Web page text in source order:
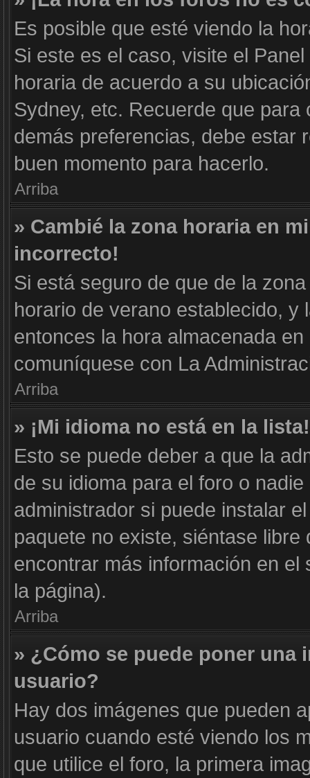
Es posible que esté viendo la
Si este es el caso, visite el
horaria de acuerdo a su
Sydney, etc. Recuerde que
demás preferencias, debe estar
buen momento para hacerlo.
Arriba
» Cambié la zona horaria en
incorrecto!
Si está seguro de que de la
horario de verano establecido,
entonces la hora almacenada
comuníquese con La
Arriba
» ¡Mi idioma no está en la lista!
Esto se puede deber a que la
de su idioma para el foro o
administrador si puede instalar
paquete no existe, siéntase
encontrar más información en el
la página).
Arriba
» ¿Cómo se puede poner una
usuario?
Hay dos imágenes que pueden
usuario cuando esté viendo los
que utilice el foro, la primera